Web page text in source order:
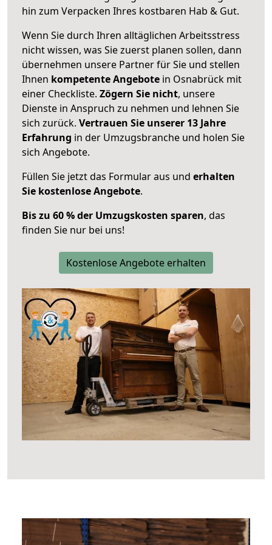
hin zum Verpacken Ihres kostbaren Hab & Gut.
Wenn Sie durch Ihren alltäglichen Arbeitsstress
nicht wissen, was Sie zuerst planen sollen, dann
übernehmen unsere Partner für Sie und stellen
Ihnen kompetente Angebote in Osnabrück mit
einer Checkliste. Zögern Sie nicht, unsere
Dienste in Anspruch zu nehmen und lehnen Sie
sich zurück. Vertrauen Sie unserer 13 Jahre
Erfahrung in der Umzugsbranche und holen Sie
sich Angebote.
Füllen Sie jetzt das Formular aus und erhalten
Sie kostenlose Angebote.
Bis zu 60 % der Umzugskosten sparen, das
finden Sie nur bei uns!
Kostenlose Angebote erhalten